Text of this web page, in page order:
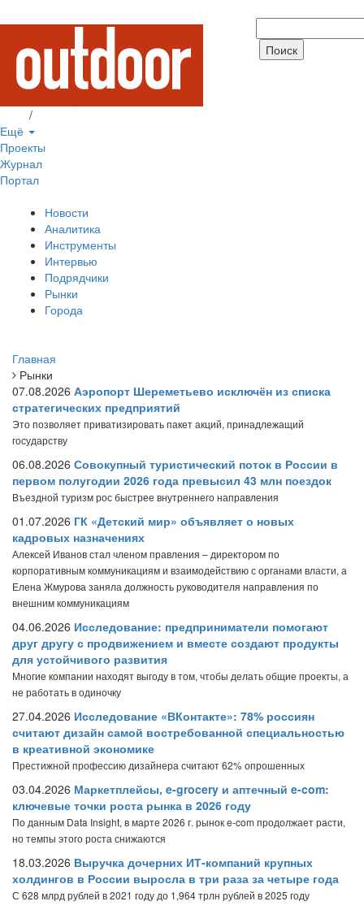
/
Ещё
Проекты
Журнал
Портал
Новости
Аналитика
Инструменты
Интервью
Подрядчики
Рынки
Города
Главная
Рынки
07.08.2026 Аэропорт Шереметьево исключён из списка
стратегических предприятий
Это позволяет приватизировать пакет акций, принадлежащий
государству
06.08.2026 Совокупный туристический поток в России в
первом полугодии 2026 года превысил 43 млн поездок
Въездной туризм рос быстрее внутреннего направления
01.07.2026 ГК «Детский мир» объявляет о новых
кадровых назначениях
Алексей Иванов стал членом правления – директором по
корпоративным коммуникациям и взаимодействию с органами власти, а
Елена Жмурова заняла должность руководителя направления по
внешним коммуникациям
04.06.2026 Исследование: предприниматели помогают
друг другу с продвижением и вместе создают продукты
для устойчивого развития
Многие компании находят выгоду в том, чтобы делать общие проекты, а
не работать в одиночку
27.04.2026 Исследование «ВКонтакте»: 78% россиян
считают дизайн самой востребованной специальностью
в креативной экономике
Престижной профессию дизайнера считают 62% опрошенных
03.04.2026 Маркетплейсы, e-grocery и аптечный e-com:
ключевые точки роста рынка в 2026 году
По данным Data Insight, в марте 2026 г. рынок e-com продолжает расти,
но темпы этого роста снижаются
18.03.2026 Выручка дочерних ИТ-компаний крупных
холдингов в России выросла в три раза за четыре года
С 628 млрд рублей в 2021 году до 1,964 трлн рублей в 2025 году